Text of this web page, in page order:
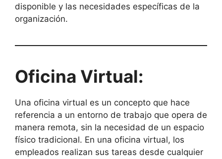
disponible y las necesidades específicas de la
organización.
Oficina Virtual:
Una oficina virtual es un concepto que hace
referencia a un entorno de trabajo que opera de
manera remota, sin la necesidad de un espacio
físico tradicional. En una oficina virtual, los
empleados realizan sus tareas desde cualquier